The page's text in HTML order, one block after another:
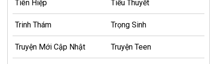
Tiên Hiệp Tiểu Thuyết
Trinh Thám Trọng Sinh
Truyện Mới Cập Nhật Truyện Teen